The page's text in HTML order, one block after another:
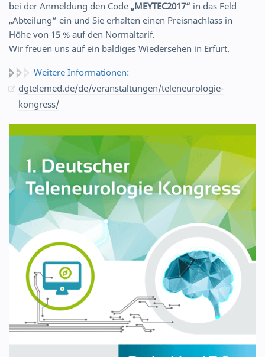
bei der Anmeldung den Code „MEYTEC2017“ in das Feld
„Abteilung“ ein und Sie erhalten einen Preisnachlass in
Höhe von 15 % auf den Normaltarif.
Wir freuen uns auf ein baldiges Wiedersehen in Erfurt.
Weitere Informationen:
dgtelemed.de/de/veranstaltungen/teleneurologie-
kongress/